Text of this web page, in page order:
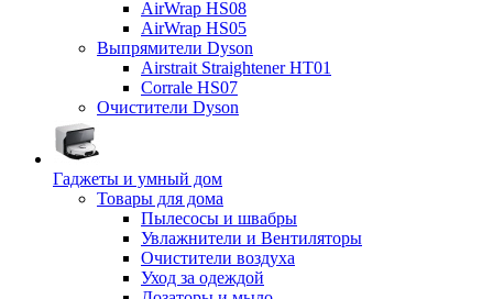
AirWrap HS08
AirWrap HS05
Выпрямители Dyson
Airstrait Straightener HT01
Corrale HS07
Очистители Dyson
Гаджеты и умный дом
Товары для дома
Пылесосы и швабры
Увлажнители и Вентиляторы
Очистители воздуха
Уход за одеждой